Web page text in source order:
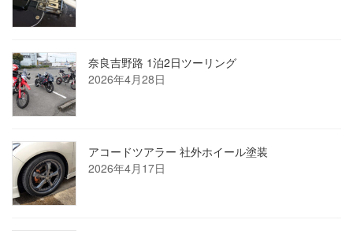
奈良吉野路 1泊2日ツーリング
2026年4月28日
アコードツアラー 社外ホイール塗装
2026年4月17日